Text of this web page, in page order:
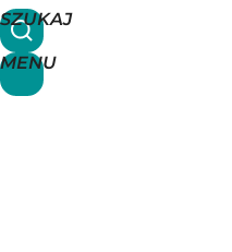
SZUKAJ
MENU